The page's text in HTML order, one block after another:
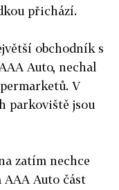
přichází.
obchodník s
Auto, nechal
V
parkoviště jsou
zatím nechce
Auto část